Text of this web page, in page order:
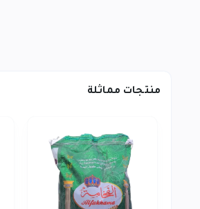
منتجات مماثلة